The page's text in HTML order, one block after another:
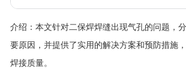
介绍： 本文针对二保焊焊缝出现气孔的问题，
要原因，并提供了实用的解决方案和预防措施
焊接质量。